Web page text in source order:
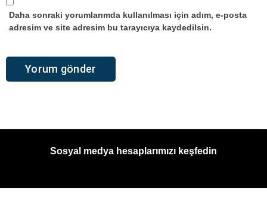
Daha sonraki yorumlarımda kullanılması için adım, e-posta
adresim ve site adresim bu tarayıcıya kaydedilsin.
Sosyal medya hesaplarımızı keşfedin